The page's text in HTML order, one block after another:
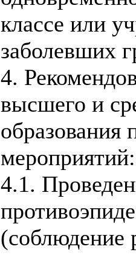
классе или
заболевших
4.
высшего и
образования
мероприятий:
4.1.
(соблюдение